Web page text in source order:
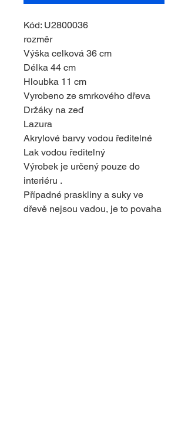
Kód: U2800036
rozměr
Výška celková 36 cm
Délka 44 cm
Hloubka 11 cm
Vyrobeno ze smrkového dřeva
Držáky na zeď
Lazura
Akrylové barvy vodou ředitelné
Lak vodou ředitelný
Výrobek je určený pouze do
interiéru .
Případné praskliny a suky ve
dřevě nejsou vadou, je to povaha